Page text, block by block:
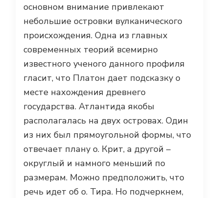
основном внимание привлекают
небольшие островки вулканического
происхождения. Одна из главных
современных теорий всемирно
известного ученого данного профиля
гласит, что Платон дает подсказку о
месте нахождения древнего
государства. Атлантида якобы
располагалась на двух островах. Один
из них был прямоугольной формы, что
отвечает плану о. Крит, а другой –
округлый и намного меньший по
размерам. Можно предположить, что
речь идет об о. Тира. Но подчеркнем,